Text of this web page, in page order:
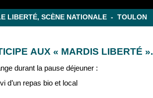
LIBERTÉ, SCÈNE NATIONALE - TOULON
AUX « MARDIS LIBERTÉ ».
durant la pause déjeuner :
d’un repas bio et local